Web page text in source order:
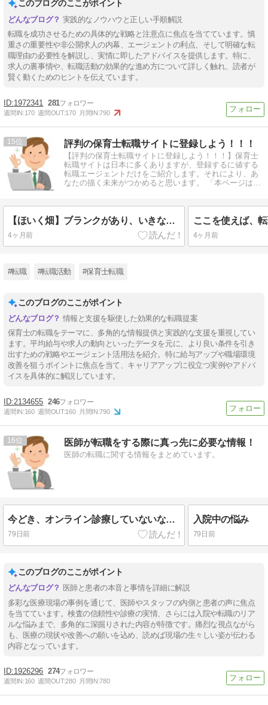
このブログのここがポイント
実践的なノウハウと正しい手順解説
転職を成功させるための具体的な戦略と注意点に焦点を当てています。慎
重さの重要性や非公開求人の内幕、エージェントの利点、そして明確な転
職理由の必要性を解説し、実情に即したアドバイスを提供します。特に、
求人の裏事情や、転職活動の効果的な進め方について詳しく触れ、読者が
賢く動くためのヒントを伝えています。
1972341 281
週間IN:170 週間OUT:170 月間IN:790
15 評判の保育士転職サイトに登録しよう！！！
【評判の保育士転職サイトに登録しよう！！！】保育士
転職サイトは日本に多くありますが、登録するに値する
転職エージェントだけをご紹介します。それにより、あ
なたの描く未来がつかめると思います。 「本ページはプ
【ほいく畑】ブランクがあり、いきなり正職員として保育の仕事復帰が不安な方
4ヶ月前 4ヶ月前
#転職 #転職活動 #保育士転職
このブログのここがポイント
情報と支援を駆使した効果的な転職提案
保育士の転職をテーマに、多角的な情報提供と実践的な支援を重視してい
ます。平均給与や求人の動向といったデータを元に、より良い条件を引き
出すための戦略やエージェント活用法を紹介。特に給与アップや職場環境
改善を狙うポイントに焦点を当て、キャリアアップに役立つ実例やアドバ
イスを具体的に解説しています。
2134655 246
週間IN:160 週間OUT:160 月間IN:790
16 医師が転職をする際に真っ先に必要な情報！
医師の転職に関する情報をまとめています。
今どき、オンライン診療していないなんてオワコン
79日前
入院中の悩み
79日前
このブログのここがポイント
医師と患者の本音と事情を詳細に解説
多彩な医療現場の事例を通じて、医師やスタッフの内側と患者の声に焦点
を当てています。検査の信頼性や診療の実情、さらには入院や転職のリア
ルな悩みまで、多角的に深掘りされた内容が特徴です。痛烈な視点ながら
も、医療の現状や改善への願いを込め、読めば現場の生々しい姿が伝わる
内容となっています。
1926296 274
週間IN:160 週間OUT:280 月間IN:780